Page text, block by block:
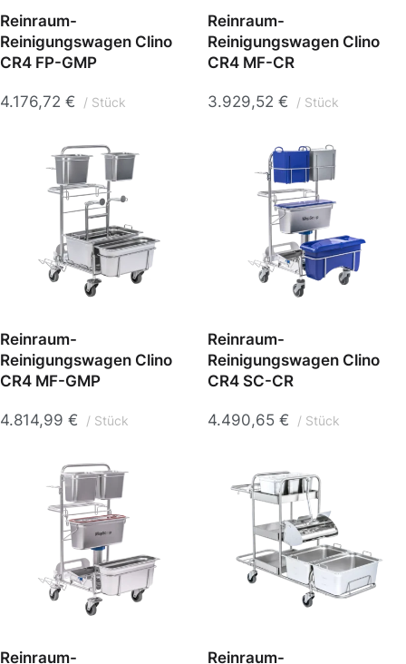
Reinraum-
Reinigungswagen Clino
CR4 FP-GMP
4.176,72 € Stück
Reinraum-
Reinigungswagen Clino
CR4 MF-CR
3.929,52 € Stück
Reinraum-
Reinigungswagen Clino
CR4 MF-GMP
4.814,99 € Stück
Reinraum-
Reinigungswagen Clino
CR4 SC-CR
4.490,65 € Stück
Reinraum- Reinraum-